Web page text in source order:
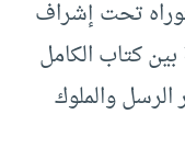
تحت إشراف
بين كتاب الكامل
الرسل والملوك